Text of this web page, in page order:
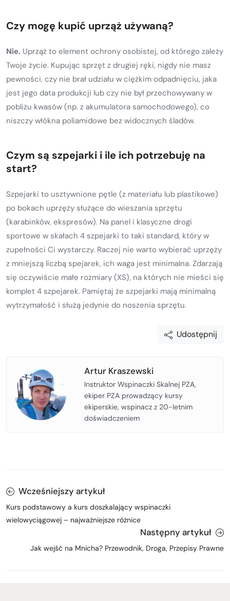
Czy mogę kupić uprząż używaną?
Nie. Uprząż to element ochrony osobistej, od którego zależy
Twoje życie. Kupując sprzęt z drugiej ręki, nigdy nie masz
pewności, czy nie brał udziału w ciężkim odpadnięciu, jaka
jest jego data produkcji lub czy nie był przechowywany w
pobliżu kwasów (np. z akumulatora samochodowego), co
niszczy włókna poliamidowe bez widocznych śladów.
Czym są szpejarki i ile ich potrzebuję na
start?
Szpejarki to usztywnione pętle (z materiału lub plastikowe)
po bokach uprzęży służące do wieszania sprzętu
(karabinków, ekspresów). Na panel i klasyczne drogi
sportowe w skałach 4 szpejarki to taki standard, który w
zupełności Ci wystarczy. Raczej nie warto wybierać uprzęży
z mniejszą liczbą spejarek, ich waga jest minimalna. Zdarzają
się oczywiście małe rozmiary (XS), na których nie mieści się
komplet 4 szpejarek. Pamiętaj że szpejarki mają minimalną
wytrzymałość i służą jedynie do noszenia sprzętu.
Udostępnij
Artur Kraszewski
Instruktor Wspinaczki Skalnej PZA,
ekiper PZA prowadzący kursy
ekiperskie, wspinacz z 20-letnim
doświadczeniem
Wcześniejszy artykuł
Kurs podstawowy a kurs doszkalający wspinaczki
wielowyciągowej – najważniejsze różnice
Następny artykuł
Jak wejść na Mnicha? Przewodnik, Droga, Przepisy Prawne